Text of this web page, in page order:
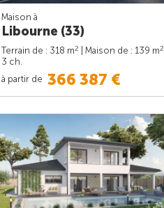
Maison à
Libourne (33)
Terrain de : 318 m2 | Maison de : 139 m2
3 ch.
à partir de 366 387 €